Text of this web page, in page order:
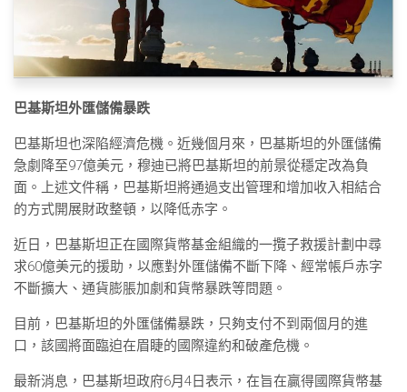
巴基斯坦外匯儲備暴跌
巴基斯坦也深陷經濟危機。近幾個月來，巴基斯坦的外匯儲備
急劇降至97億美元，穆迪已將巴基斯坦的前景從穩定改為負
面。上述文件稱，巴基斯坦將通過支出管理和增加收入相結合
的方式開展財政整頓，以降低赤字。
近日，巴基斯坦正在國際貨幣基金組織的一攬子救援計劃中尋
求60億美元的援助，以應對外匯儲備不斷下降、經常帳戶赤字
不斷擴大、通貨膨脹加劇和貨幣暴跌等問題。
目前，巴基斯坦的外匯儲備暴跌，只夠支付不到兩個月的進
口，該國將面臨迫在眉睫的國際違約和破產危機。
最新消息，巴基斯坦政府6月4日表示，在旨在贏得國際貨幣基